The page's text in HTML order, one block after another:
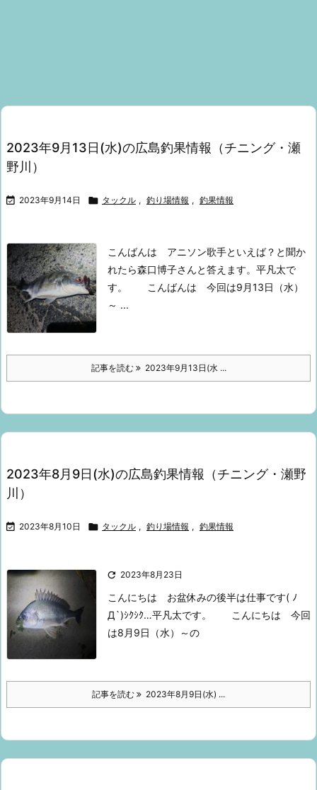
2023年9月13日(水)の広島釣果情報（チニング・瀬
野川）
 2023年9月14日  タックル , 釣り場情報 , 釣果情報
こんばんは
アニソン歌手といえば？と聞か
れたら森口博子さんと答えます。 平凡太で
す。
こんばんは
今回は9月13日（水）
～ ...
記事を読む 2023年9月13日(水 ...
2023年8月9日(水)の広島釣果情報（チニング・瀬野
川）
 2023年8月10日  タックル , 釣り場情報 , 釣果情報
 2023年8月23日
こんにちは お盆休みの後半は仕事です( ﾉ
Д`)ｼｸｼｸ…平凡太です。 こんにちは
今回
は8月9日（水）～の
記事を読む 2023年8月9日(水) ...